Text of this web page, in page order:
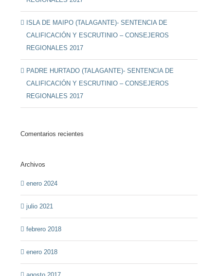
ISLA DE MAIPO (TALAGANTE)- SENTENCIA DE
CALIFICACIÓN Y ESCRUTINIO – CONSEJEROS
REGIONALES 2017
PADRE HURTADO (TALAGANTE)- SENTENCIA DE
CALIFICACIÓN Y ESCRUTINIO – CONSEJEROS
REGIONALES 2017
Comentarios recientes
Archivos
enero 2024
julio 2021
febrero 2018
enero 2018